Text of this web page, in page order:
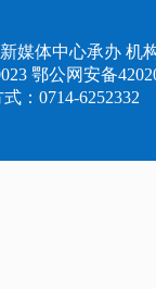
体中心承办 机
鄂公网安备
：0714-6252332